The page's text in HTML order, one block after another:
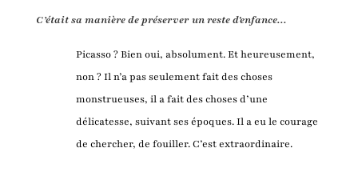
C’était sa manière de préserver un reste d'enfance...
Picasso ? Bien oui, absolument. Et heureusement,
non ? Il n’a pas seulement fait des choses
monstrueuses, il a fait des choses d’une
délicatesse, suivant ses époques. Il a eu le courage
de chercher, de fouiller. C’est extraordinaire.